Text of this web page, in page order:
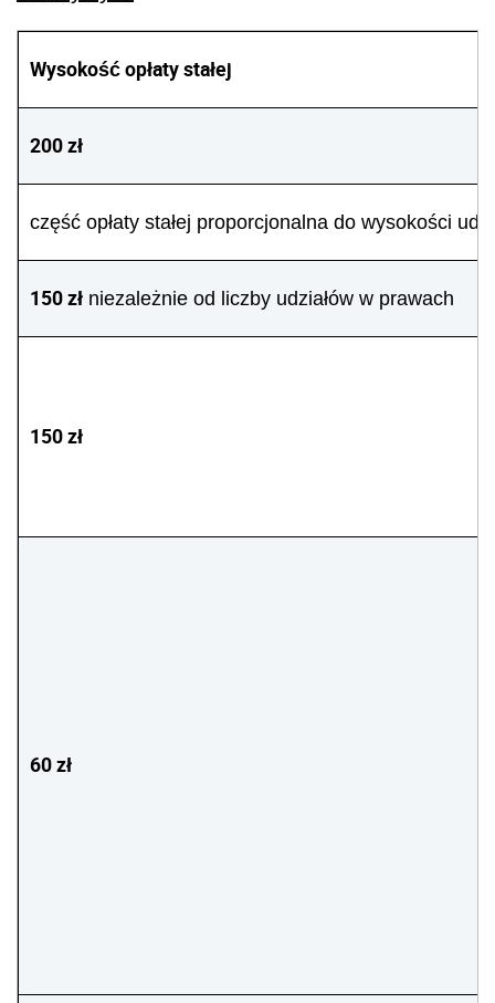
Wysokość opłaty stałej
200 zł
część opłaty stałej proporcjonalna do wysokości
150 zł niezależnie od liczby udziałów w prawach
150 zł
60 zł